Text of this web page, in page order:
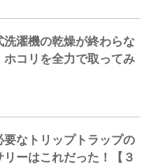
洗濯機の乾燥が終わらな
ホコリを全力で取ってみ
要なトリップトラップの
リーはこれだった！【３